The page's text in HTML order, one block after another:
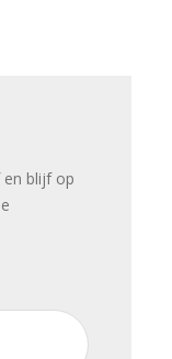
en blijf op